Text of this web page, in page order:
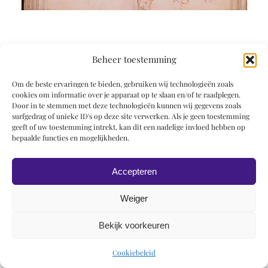
Beheer toestemming
Om de beste ervaringen te bieden, gebruiken wij technologieën zoals
cookies om informatie over je apparaat op te slaan en/of te raadplegen.
Door in te stemmen met deze technologieën kunnen wij gegevens zoals
surfgedrag of unieke ID's op deze site verwerken. Als je geen toestemming
geeft of uw toestemming intrekt, kan dit een nadelige invloed hebben op
bepaalde functies en mogelijkheden.
Accepteren
Weiger
Bekijk voorkeuren
Cookiebeleid
© 2019 Roel Wiechers | Powered byROCK Design